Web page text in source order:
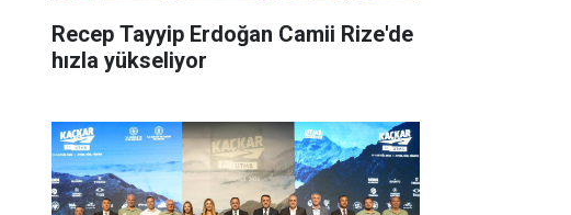
Recep Tayyip Erdoğan Camii Rize'de
hızla yükseliyor